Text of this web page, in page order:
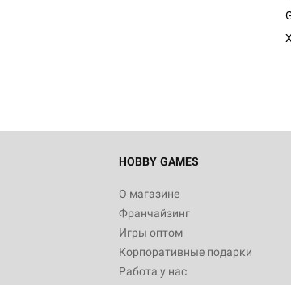
HOBBY GAMES
О магазине
Франчайзинг
Игры оптом
Корпоративные подарки
Работа у нас
Настольная игра Hobby
"Мир фантастики.
империи: Боевая тревога
799
Настольная игра Hobby World
империи. Четвёртая
Рубеж
12 990